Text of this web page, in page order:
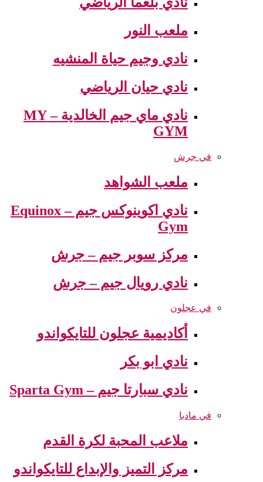
ملعب النور
نادي وجيم حياة المنشيه
نادي حيان الرياضي
نادي ماي جيم الخالدية – MY
GYM
في جرش
ملعب الشواهد
نادي اكوينوكس جيم – Equinox
Gym
مركز سوبر جيم – جرش
نادي رويال جيم – جرش
في عجلون
أكاديمية عجلون للتايكواندو
نادي ابو بكر
نادي سبارتا جيم – Sparta Gym
في مادبا
ملاعب المحبة لكرة القدم
مركز التميز والإبداع للتايكواندو